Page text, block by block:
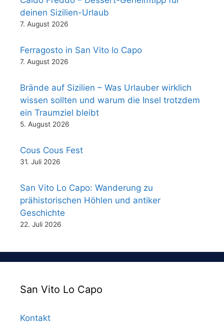
deinen Sizilien-Urlaub
7. August 2026
Ferragosto in San Vito lo Capo
7. August 2026
Brände auf Sizilien – Was Urlauber wirklich
wissen sollten und warum die Insel trotzdem
ein Traumziel bleibt
5. August 2026
Cous Cous Fest
31. Juli 2026
San Vito Lo Capo: Wanderung zu
prähistorischen Höhlen und antiker
Geschichte
22. Juli 2026
San Vito Lo Capo
Kontakt